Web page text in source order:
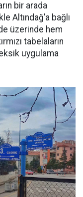
bir arada
Altındağ’a bağlı
üzerinde hem
tabelaların
uygulama